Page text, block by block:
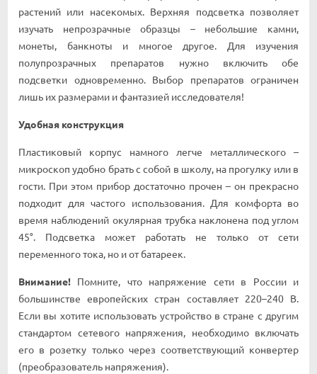
растений или насекомых. Верхняя подсветка позволяет
изучать непрозрачные образцы – небольшие камни,
монеты, банкноты и многое другое. Для изучения
полупрозрачных препаратов нужно включить обе
подсветки одновременно. Выбор препаратов ограничен
лишь их размерами и фантазией исследователя!
Удобная конструкция
Пластиковый корпус намного легче металлического –
микроскоп удобно брать с собой в школу, на прогулку или в
гости. При этом прибор достаточно прочен – он прекрасно
подходит для частого использования. Для комфорта во
время наблюдений окулярная трубка наклонена под углом
45°. Подсветка может работать не только от сети
переменного тока, но и от батареек.
Внимание! Помните, что напряжение сети в России и
большинстве европейских стран составляет 220–240 В.
Если вы хотите использовать устройство в стране с другим
стандартом сетевого напряжения, необходимо включать
его в розетку только через соответствующий конвертер
(преобразователь напряжения).